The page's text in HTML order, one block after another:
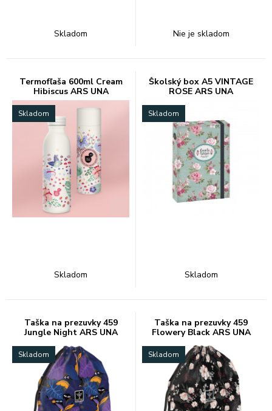
Skladom Nie je skladom
Termofľaša 600ml Cream
Hibiscus ARS UNA
Skladom
Skladom
Školský box A5 VINTAGE
ROSE ARS UNA
Skladom
Skladom
Taška na prezuvky 459
Jungle Night ARS UNA
Skladom
Taška na prezuvky 459
Flowery Black ARS UNA
Skladom